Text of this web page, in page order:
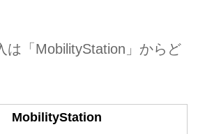
は「MobilityStation」からど
MobilityStation